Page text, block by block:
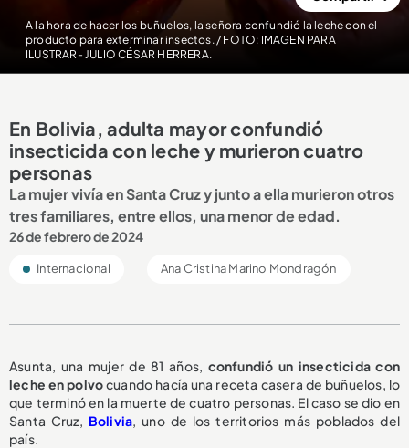
A la hora de hacer los buñuelos, la señora confundió la leche con el
producto para exterminar insectos. / FOTO: IMAGEN PARA
ILUSTRAR- JULIO CÉSAR HERRERA.
En Bolivia, adulta mayor confundió
insecticida con leche y murieron cuatro
personas
La mujer vivía en Santa Cruz y junto a ella murieron otros
tres familiares, entre ellos, una menor de edad.
26 de febrero de 2024
Internacional Ana Cristina Marino Mondragón
Asunta, una mujer de 81 años, confundió un insecticida con
leche en polvocuando hacía una receta casera de buñuelos, lo
que terminó en la muerte de cuatro personas. El caso se dio en
Santa Cruz, Bolivia, uno de los territorios más poblados del
país.